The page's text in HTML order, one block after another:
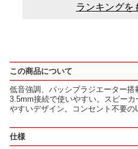
ランキングを
この商品について
低音強調、パッシブラジエーター搭
3.5mm接続で使いやすい。スピー
やすいデザイン。コンセント不要の
仕様